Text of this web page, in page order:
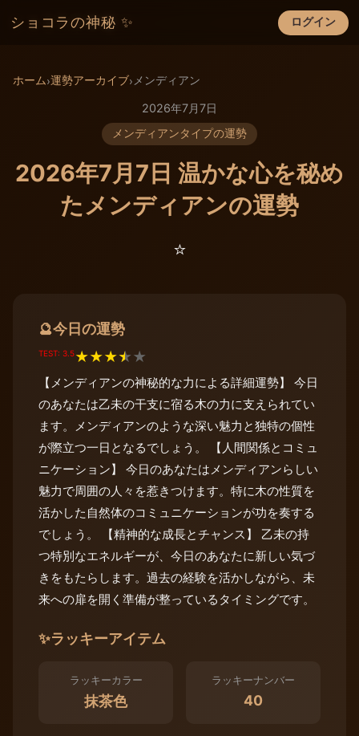
ショコラの神秘 ✨ ログイン
×
ホーム›運勢アーカイブ› メンディアン
2026年7月7日
メンディアンタイプの運勢
2026年7月7日 温かな心を秘め
たメンディアンの運勢
⭐️
🔮今日の運勢
TEST: 3.5★★★★★
【メンディアンの神秘的な力による詳細運勢】 今日
のあなたは乙未の干支に宿る木の力に支えられてい
ます。メンディアンのような深い魅力と独特の個性
が際立つ一日となるでしょう。 【人間関係とコミュ
ニケーション】 今日のあなたはメンディアンらしい
魅力で周囲の人々を惹きつけます。特に木の性質を
活かした自然体のコミュニケーションが功を奏する
でしょう。 【精神的な成長とチャンス】 乙未の持
つ特別なエネルギーが、今日のあなたに新しい気づ
きをもたらします。過去の経験を活かしながら、未
来への扉を開く準備が整っているタイミングです。
✨ラッキーアイテム
ラッキーカラー
抹茶色
ラッキーナンバー
40